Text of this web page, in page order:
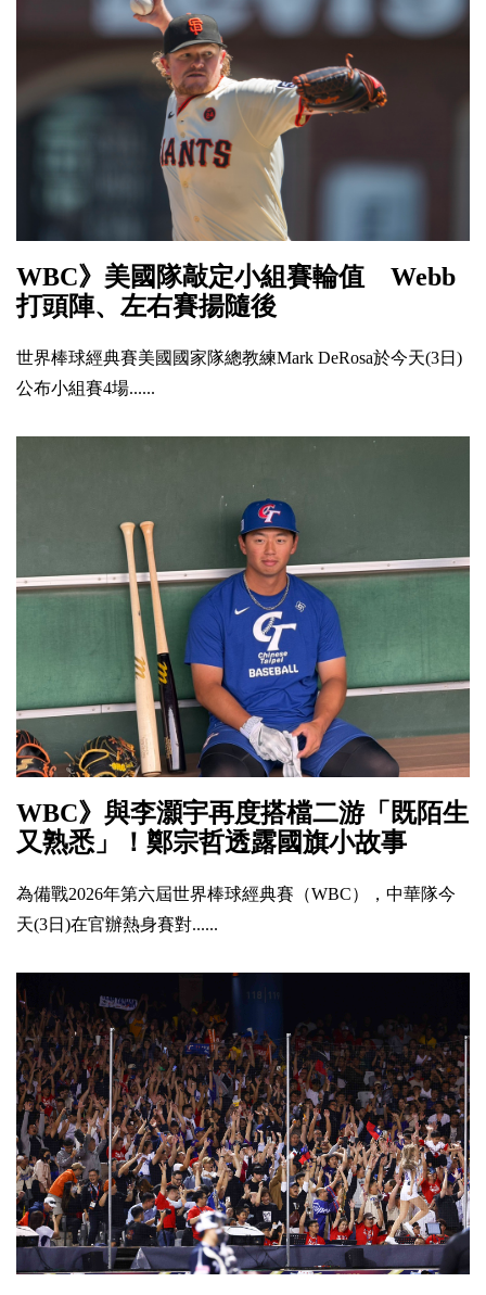
WBC》美國隊敲定小組賽輪值 Webb
打頭陣、左右賽揚隨後
世界棒球經典賽美國國家隊總教練Mark DeRosa於今天(3日)
公布小組賽4場......
WBC》與李灝宇再度搭檔二游「既陌生
又熟悉」！鄭宗哲透露國旗小故事
為備戰2026年第六屆世界棒球經典賽（WBC），中華隊今
天(3日)在官辦熱身賽對......